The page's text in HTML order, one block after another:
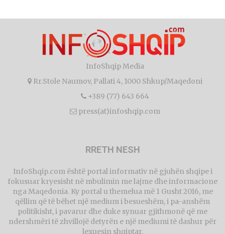
InfoShqip Media
Rr.Stole Naumov, Pallati 4, 1000 Shkup/Maqedoni
+389 (77) 643 664
press(at)infoshqip.com
RRETH NESH
InfoShqip.com është portal informativ në gjuhën shqipe i
fokusuar kryesisht në mbulimin me lajme dhe informacione
nga Maqedonia. Ky portal u themelua më 1 Gusht 2016, me
qëllim që të bëhet një medium i besueshëm, i pa-anshëm
politikisht, i pavarur dhe duke synuar gjithmonë që me
ndershmëri të zhvillojë detyrën e një mediumi të dashur për
lexuesin shqiptar.